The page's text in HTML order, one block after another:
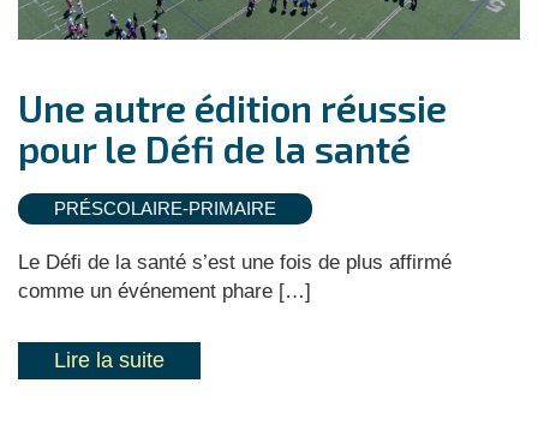
Une autre édition réussie
pour le Défi de la santé
PRÉSCOLAIRE-PRIMAIRE
Le Défi de la santé s’est une fois de plus affirmé
comme un événement phare […]
Lire la suite